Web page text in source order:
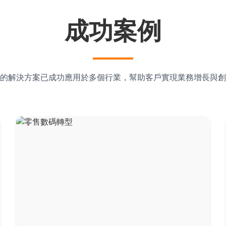
成功案例
解決方案已成功應用於多個行業，幫助客戶實現業務增長與